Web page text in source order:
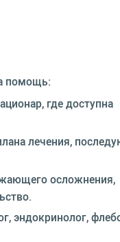
помощь:
где доступна
лечения,
осложнения,
эндокринолог,